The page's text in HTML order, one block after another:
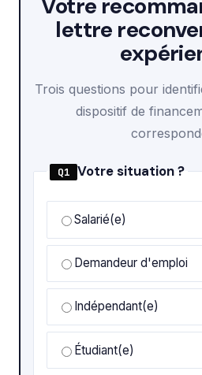
lettre
Trois questions pour
dispositif de
Q1 Votre situation ?
Salarié(e)
Demandeur d'emploi
Indépendant(e)
Étudiant(e)